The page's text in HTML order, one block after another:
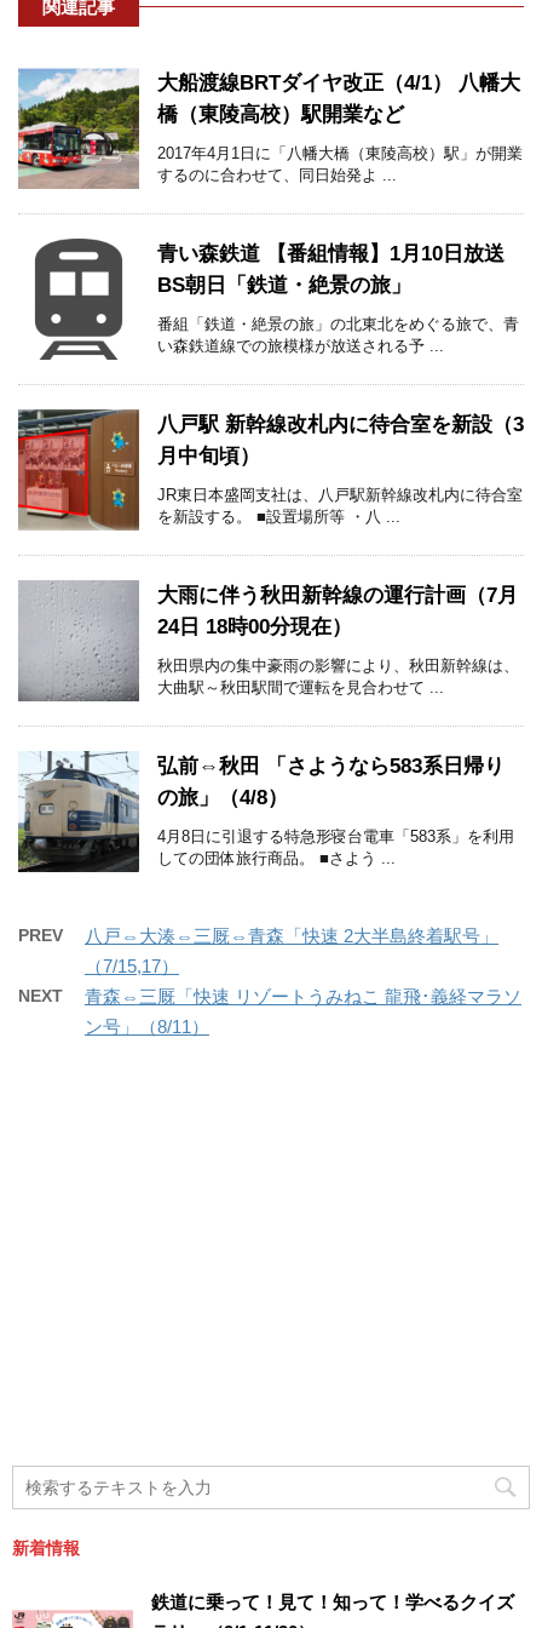
関連記事
大船渡線BRTダイヤ改正（4/1） 八幡大
橋（東陵高校）駅開業など
2017年4月1日に「八幡大橋（東陵高校）駅」が開業
するのに合わせて、同日始発よ ...
青い森鉄道 【番組情報】1月10日放送
BS朝日「鉄道・絶景の旅」
番組「鉄道・絶景の旅」の北東北をめぐる旅で、青
い森鉄道線での旅模様が放送される予 ...
八戸駅 新幹線改札内に待合室を新設（3
月中旬頃）
JR東日本盛岡支社は、八戸駅新幹線改札内に待合室
を新設する。 ■設置場所等 ・八 ...
大雨に伴う秋田新幹線の運行計画（7月
24日 18時00分現在）
秋田県内の集中豪雨の影響により、秋田新幹線は、
大曲駅～秋田駅間で運転を見合わせて ...
弘前⇔秋田 「さようなら583系日帰り
の旅」（4/8）
4月8日に引退する特急形寝台電車「583系」を利用
しての団体旅行商品。 ■さよう ...
PREV
八戸⇔大湊⇔三厩⇔青森「快速 2大半島終着駅号」
（7/15,17）
NEXT
青森⇔三厩「快速 リゾートうみねこ 龍飛･義経マラソ
ン号」（8/11）
新着情報
鉄道に乗って！見て！知って！学べるクイズ